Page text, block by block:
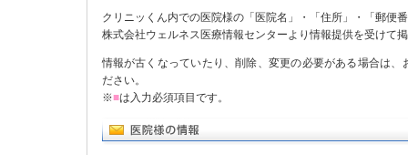
クリニッくん内での医院様の「医院名」・「住所」・「郵便
株式会社ウェルネス医療情報センターより情報提供を受けて
情報が古くなっていたり、削除、変更の必要がある場合は
ださい。
※■は入力必須項目です。